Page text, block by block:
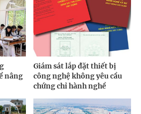
nâng
Giám sát lắp đặt thiết bị
công nghệ không yêu cầu
chứng chỉ hành nghề